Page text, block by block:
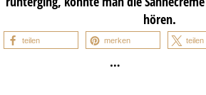
hören.
teilen merken teilen
…